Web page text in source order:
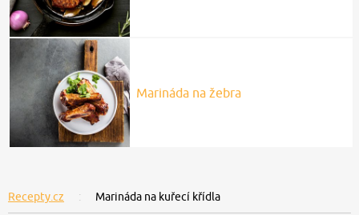
Marináda na žebra
Recepty.cz Marináda na kuřecí křídla